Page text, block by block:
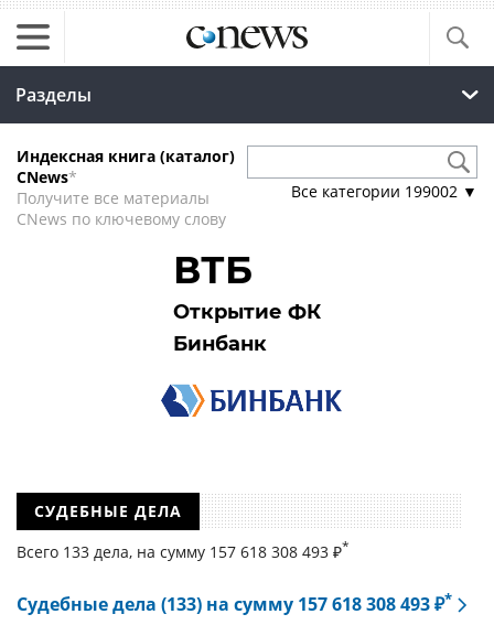
Разделы
Индексная книга (каталог)
CNews*
Получите все материалы
CNews по ключевому слову
Все категории 199002 ▼
ВТБ
Открытие ФК
Бинбанк
СУДЕБНЫЕ ДЕЛА
Всего 133 дела, на cумму 157 618 308 493 ₽*
Судебные дела (133) на сумму 157 618 308 493 ₽*